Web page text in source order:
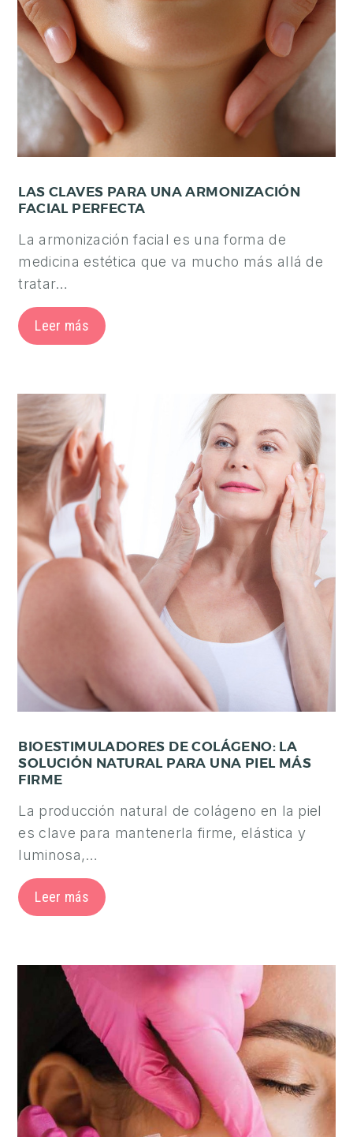
LAS CLAVES PARA UNA ARMONIZACIÓN
FACIAL PERFECTA
La armonización facial es una forma de
medicina estética que va mucho más allá de
tratar…
Leer más
BIOESTIMULADORES DE COLÁGENO: LA
SOLUCIÓN NATURAL PARA UNA PIEL MÁS
FIRME
La producción natural de colágeno en la piel
es clave para mantenerla firme, elástica y
luminosa,…
Leer más